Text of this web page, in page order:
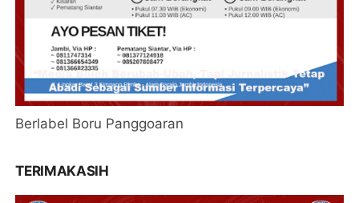
Berlabel Boru Panggoaran
TERIMAKASIH